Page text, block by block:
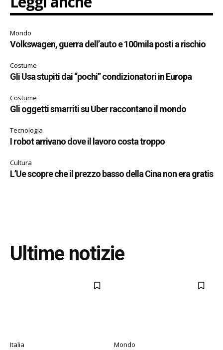
Mondo
Volkswagen, guerra dell’auto e 100mila posti a rischio
Costume
Gli Usa stupiti dai “pochi” condizionatori in Europa
Costume
Gli oggetti smarriti su Uber raccontano il mondo
Tecnologia
I robot arrivano dove il lavoro costa troppo
Cultura
L’Ue scopre che il prezzo basso della Cina non era gratis
Ultime notizie
Italia Mondo